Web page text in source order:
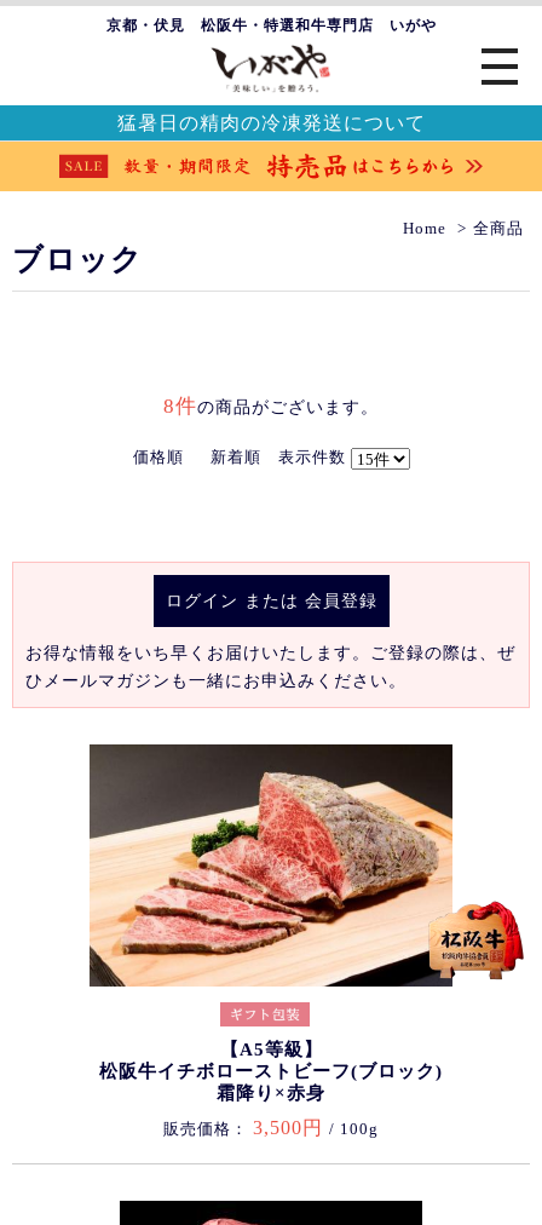
京都・伏見 松阪牛・特選和牛専門店 いがや
猛暑日の精肉の冷凍発送について
Home 全商品
ブロック
8件の商品がございます。
価格順 新着順 表示件数
ログイン または 会員登録
お得な情報をいち早くお届けいたします。ご登録の際は、ぜ
ひメールマガジンも一緒にお申込みください。
【A5等級】
松阪牛イチボローストビーフ(ブロック)
霜降り×赤身
販売価格： 3,500円 / 100g